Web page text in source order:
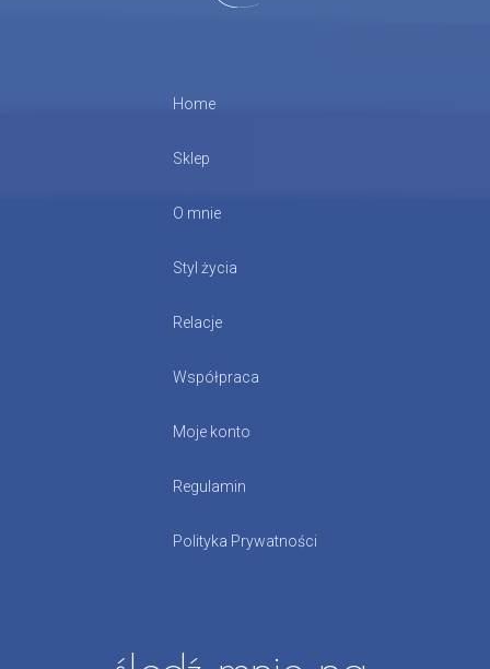
Home
Sklep
O mnie
Styl życia
Relacje
Współpraca
Moje konto
Regulamin
Polityka Prywatności